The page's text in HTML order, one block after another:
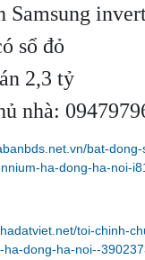
Samsung
sổ đỏ
2,3 tỷ
nhà:
bat-
ha-dong-ha-noi-
toi-chinh-
ha-dong-ha-noi--